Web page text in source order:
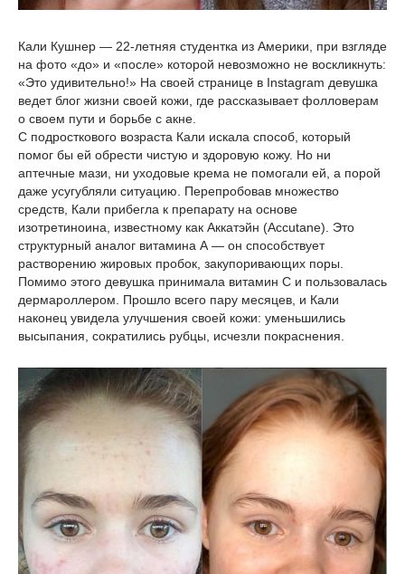
Кали Кушнер — 22-летняя студентка из Америки, при взгляде
на фото «до» и «после» которой невозможно не воскликнуть:
«Это удивительно!» На своей странице в Instagram девушка
ведет блог жизни своей кожи, где рассказывает фолловерам
о своем пути и борьбе с акне.
С подросткового возраста Кали искала способ, который
помог бы ей обрести чистую и здоровую кожу. Но ни
аптечные мази, ни уходовые крема не помогали ей, а порой
даже усугубляли ситуацию. Перепробовав множество
средств, Кали прибегла к препарату на основе
изотретиноина, известному как Аккатэйн (Accutane). Это
структурный аналог витамина А — он способствует
растворению жировых пробок, закупоривающих поры.
Помимо этого девушка принимала витамин С и пользовалась
дермароллером. Прошло всего пару месяцев, и Кали
наконец увидела улучшения своей кожи: уменьшились
высыпания, сократились рубцы, исчезли покраснения.